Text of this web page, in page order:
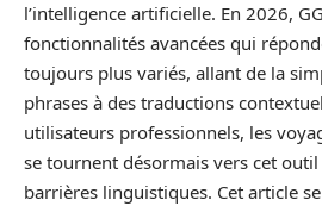
l’intelligence artificielle. En 2026,
fonctionnalités avancées qui
toujours plus variés, allant de la
phrases à des traductions
utilisateurs professionnels, les
se tournent désormais vers cet
barrières linguistiques. Cet article